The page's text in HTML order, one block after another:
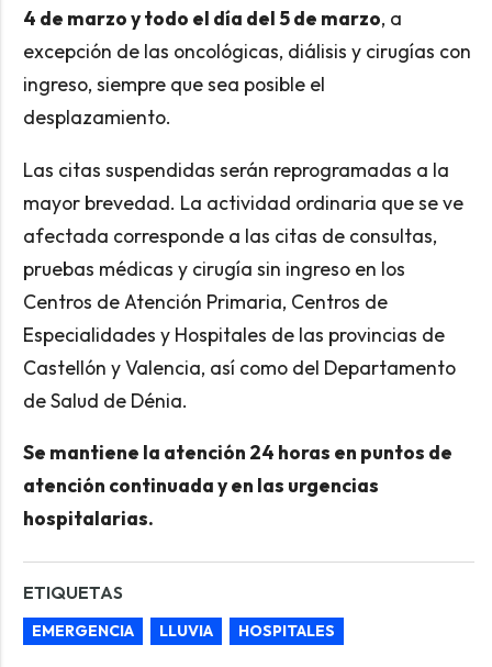
4 de marzo y todo el día del 5 de marzo, a
excepción de las oncológicas, diálisis y cirugías con
ingreso, siempre que sea posible el
desplazamiento.
Las citas suspendidas serán reprogramadas a la
mayor brevedad. La actividad ordinaria que se ve
afectada corresponde a las citas de consultas,
pruebas médicas y cirugía sin ingreso en los
Centros de Atención Primaria, Centros de
Especialidades y Hospitales de las provincias de
Castellón y Valencia, así como del Departamento
de Salud de Dénia.
Se mantiene la atención 24 horas en puntos de
atención continuada y en las urgencias
hospitalarias.
ETIQUETAS
EMERGENCIA LLUVIA HOSPITALES